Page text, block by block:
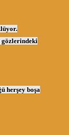
gözlerindeki
herşey boşa